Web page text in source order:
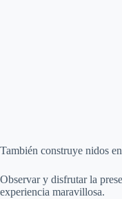
También construye nidos
Observar y disfrutar la
experiencia maravillosa.